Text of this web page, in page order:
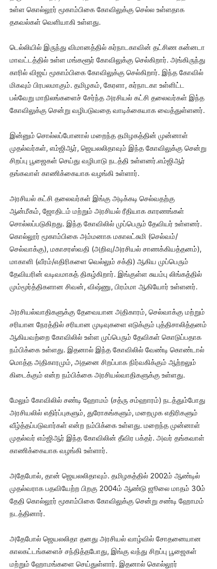
உள்ள கொல்லூர் மூகாம்பிகை கோவிலுக்கு செல்ல உள்ளதாக
தகவல்கள் வெளியாகி உள்ளது.
டெல்லியில் இருந்து விமானத்தில் கர்நாடகாவின் தட்சிண கன்னடா
மாவட்டத்தில் உள்ள மங்களூர் கோவிலுக்கு செல்கிறார். அங்கிருந்து
காரில் விஜய் மூகாம்பிகை கோவிலுக்கு செல்கிறார். இந்த கோவில்
மிகவும் பிரபலமாகும். தமிழகம், கேரளா, கர்நாடகா உள்ளிட்ட
பல்வேறு மாநிலங்களைச் சேர்ந்த அரசியல் கட்சி தலைவர்கள் இந்த
கோவிலுக்கு சென்று வழிபடுவதை வாடிக்கையாக வைத்துள்ளனர்.
இன்னும் சொல்லப்போனால் மறைந்த தமிழகத்தின் முன்னாள்
முதல்வர்கள், எம்ஜிஆர், ஜெயலலிதாவும் இந்த கோவிலுக்கு சென்று
சிறப்பு பூஜைகள் செய்து வழிபாடு நடத்தி உள்ளனர்.எம்ஜிஆர்
தங்கவாள் காணிக்கையாக வழங்கி உள்ளார்.
அரசியல் கட்சி தலைவர்கள் இங்கு அடிக்கடி செல்வதற்கு
ஆன்மீகம், ஜோதிடம் மற்றும் அரசியல் ரீதியாக காரணங்கள்
சொல்லப்படுகிறது. இந்த கோவிலில் முப்பெரும் தேவியர் உள்ளனர்.
கொல்லூர் மூகாம்பிகை அம்மனாக மகாலட்சுமி (செல்வம்/
செல்வாக்கு), மகாசரஸ்வதி (அறிவு/அரசியல் சாணக்கியத்தனம்),
மாகாளி (வீரம்/எதிரிகளை வெல்லும் சக்தி) ஆகிய முப்பெரும்
தேவியரின் வடிவமாகத் திகழ்கிறார். இங்குள்ள சுயம்பு லிங்கத்தில்
மும்மூர்த்திகளான சிவன், விஷ்ணு, பிரம்மா ஆகியோர் உள்ளனர்.
அரசியல்வாதிகளுக்கு தேவையான அதிகாரம், செல்வாக்கு மற்றும்
சரியான நேரத்தில் சரியான முடிவுகளை எடுக்கும் புத்திசாலித்தனம்
ஆகியவற்றை கோவிலில் உள்ள முப்பெரும் தேவிகள் கொடுப்பதாக
நம்பிக்கை உள்ளது. இதனால் இந்த கோவிலில் வேண்டி கொண்டால்
மொத்த அதிகாரமும், அதனை சிறப்பாக நிர்வகிக்கும் ஆற்றலும்
கிடைக்கும் என்ற நம்பிக்கை அரசியல்வாதிகளுக்கு உள்ளது.
மேலும் கோவிலில் சண்டி ஹோமம் (சத்ரு சம்ஹாரம்) நடத்தும்போது
அரசியலில் எதிர்ப்புகளும், துரோகங்களும், மறைமுக எதிரிகளும்
வீழ்த்தப்படுவார்கள் என்ற நம்பிக்கை உள்ளது. மறைந்த முன்னாள்
முதல்வர் எம்ஜிஆர் இந்த கோவிலின் தீவிர பக்தர். அவர் தங்கவாள்
காணிக்கையாக வழங்கி உள்ளார்.
அதேபோல், தான் ஜெயலலிதாவும். தமிழகத்தில் 2002ம் ஆண்டில்
முதல்வராக பதவியேற்ற பிறகு 2004ம் ஆண்டு ஜூலை மாதம் 30ம்
தேதி கொல்லூர் மூகாம்பிகை கோவிலுக்கு சென்று சண்டி ஹோமம்
நடத்தினார்.
அதேபோல் ஜெயலலிதா தனது அரசியல் வாழ்வில் சோதனையான
காலகட்டங்களைச் சந்தித்தபோது, இங்கு வந்து சிறப்பு பூஜைகள்
மற்றும் ஹோமங்களை செய்துள்ளார். இதனால் கொல்லூர்